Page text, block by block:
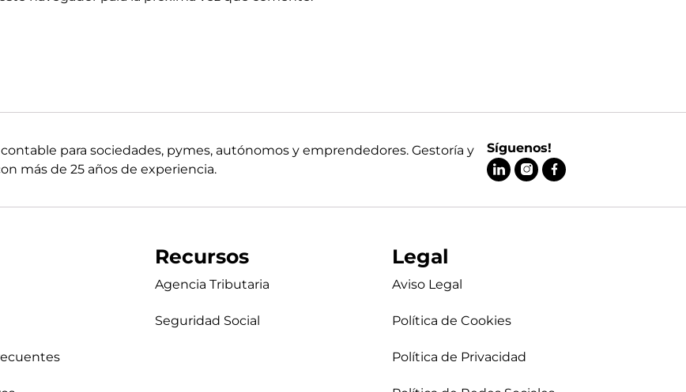
para sociedades, pymes, autónomos y emprendedores. Gestoría y
más de 25 años de experiencia.
Síguenos!
Recursos
Agencia Tributaria
Seguridad Social
Legal
Aviso Legal
Política de Cookies
Política de Privacidad